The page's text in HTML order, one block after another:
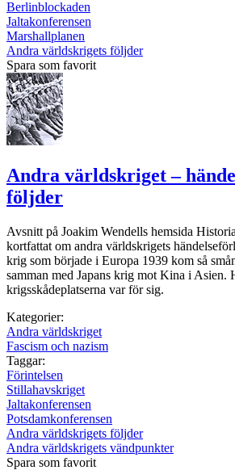
Berlinblockaden
Jaltakonferensen
Marshallplanen
Andra världskrigets följder
Spara som favorit
Andra världskriget –
följder
Avsnitt på Joakim Wendells hemsida
kortfattat om andra världskrigets
krig som började i Europa 1939 kom så
samman med Japans krig mot Kina i Asien.
krigsskådeplatserna var för sig.
Kategorier:
Andra världskriget
Fascism och nazism
Taggar:
Förintelsen
Stillahavskriget
Jaltakonferensen
Potsdamkonferensen
Andra världskrigets följder
Andra världskrigets vändpunkter
Spara som favorit